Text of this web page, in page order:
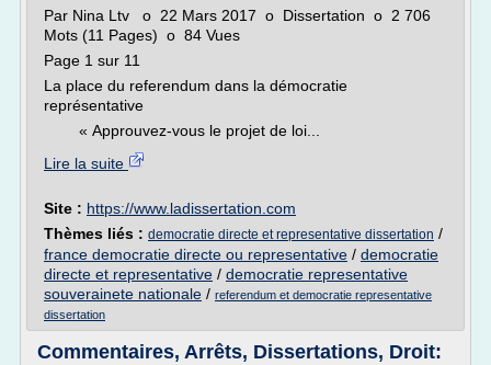
Par Nina Ltv o 22 Mars 2017 o Dissertation o 2 706
Mots (11 Pages) o 84 Vues
Page 1 sur 11
La place du referendum dans la démocratie
représentative
« Approuvez-vous le projet de loi...
Lire la suite
Site : https://www.ladissertation.com
Thèmes liés : democratie directe et representative dissertation /
france democratie directe ou representative / democratie
directe et representative / democratie representative
souverainete nationale / referendum et democratie representative
dissertation
Commentaires, Arrêts, Dissertations, Droit: